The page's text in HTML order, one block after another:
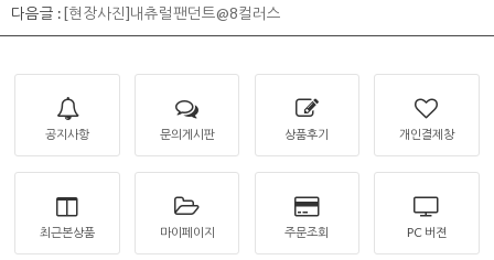
다음글 : [현장사진]내츄럴팬던트@8컬러스
공지사항 문의게시판 상품후기 개인결제창
최근본상품 마이페이지 주문조회 PC 버젼